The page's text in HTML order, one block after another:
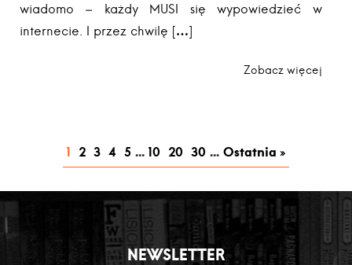
wiadomo – każdy MUSI się wypowiedzieć w
internecie. I przez chwilę […]
Zobacz więcej
1 2 3 4 5 ... 10 20 30 ... Ostatnia »
NEWSLETTER